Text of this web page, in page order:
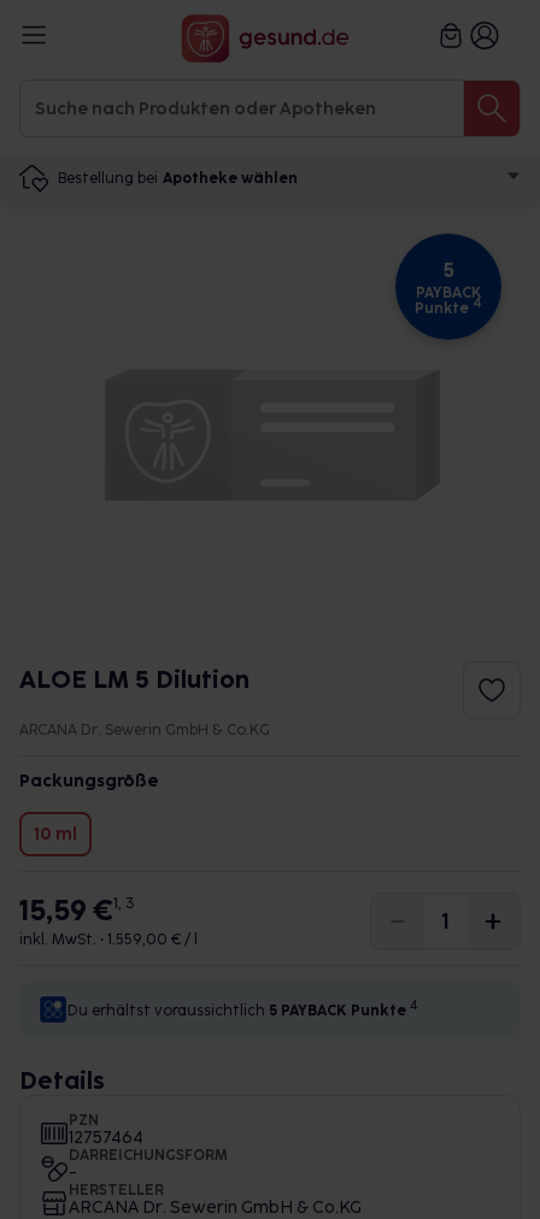
Bestellung bei Apotheke wählen
5
PAYBACK
Punkte 4
ALOE LM 5 Dilution
ARCANA Dr. Sewerin GmbH & Co.KG
Packungsgröße
10 ml
15,59 €1, 3
inkl. MwSt. • 1.559,00 € / l
Du erhältst voraussichtlich 5 PAYBACK Punkte 4
Details
PZN
12757464
DARREICHUNGSFORM
-
HERSTELLER
ARCANA Dr. Sewerin GmbH & Co.KG